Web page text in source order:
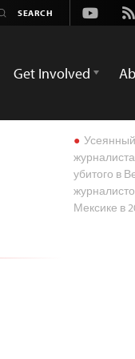
Youtube
Rss
Get Involved
убитого в
Мексике в